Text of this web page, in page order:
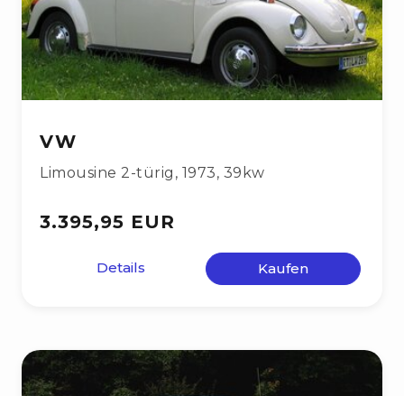
VW
Limousine 2-türig , 1973, 39kw
3.395,95 EUR
Details Kaufen